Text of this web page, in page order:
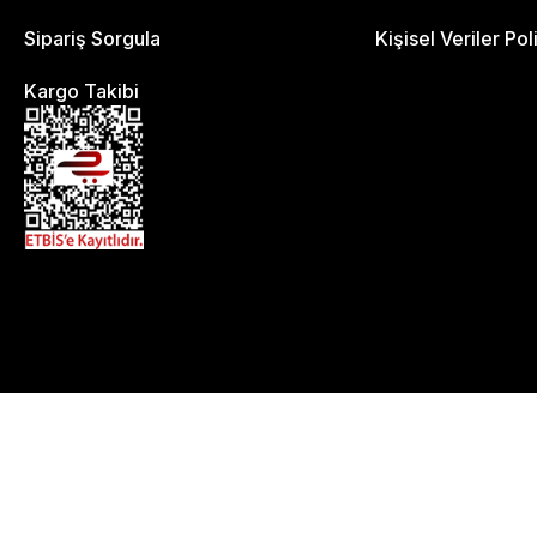
Sipariş Sorgula
Kargo Takibi
Kişisel Veriler